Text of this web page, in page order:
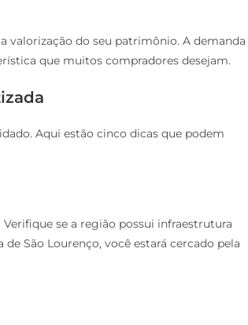
valorização do seu patrimônio. A demanda
que muitos compradores desejam.
Aqui estão cinco dicas que podem
se a região possui infraestrutura
São Lourenço, você estará cercado pela